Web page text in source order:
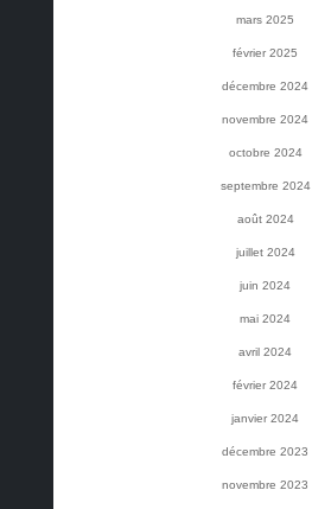
mars 2025
février 2025
décembre 2024
novembre 2024
octobre 2024
septembre 2024
août 2024
juillet 2024
juin 2024
mai 2024
avril 2024
février 2024
janvier 2024
décembre 2023
novembre 2023